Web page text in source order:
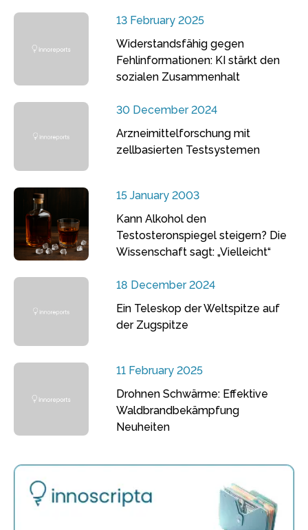
13 February 2025
Widerstandsfähig gegen
Fehlinformationen: KI stärkt den
sozialen Zusammenhalt
30 December 2024
Arzneimittelforschung mit
zellbasierten Testsystemen
15 January 2003
Kann Alkohol den
Testosteronspiegel steigern? Die
Wissenschaft sagt: „Vielleicht“
18 December 2024
Ein Teleskop der Weltspitze auf
der Zugspitze
11 February 2025
Drohnen Schwärme: Effektive
Waldbrandbekämpfung
Neuheiten